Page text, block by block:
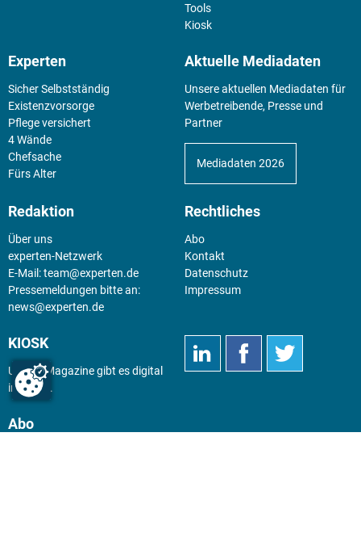
Tools
Kiosk
Experten
Sicher Selbstständig
Existenz­vorsorge
Pflege versichert
4 Wände
Chefsache
Fürs Alter
Aktuelle Mediadaten
Unsere aktuellen Mediadaten für
Werbetreibende, Presse und
Partner
Mediadaten 2026
Redaktion
Über uns
experten-Netzwerk
E-Mail:team@experten.de
Pressemeldungen bitte an:
news@experten.de
Rechtliches
Abo
Kontakt
Datenschutz
Impressum
KIOSK
Unsere Magazine gibt es digital
imKiosk .
Abo